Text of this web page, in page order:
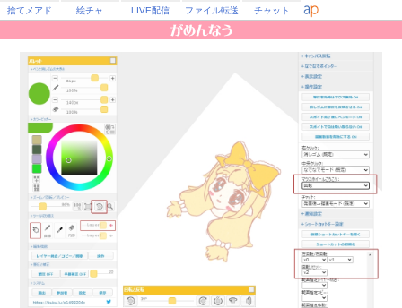
捨てメアド 絵チャ LIVE配信 ファイル転送 チャット